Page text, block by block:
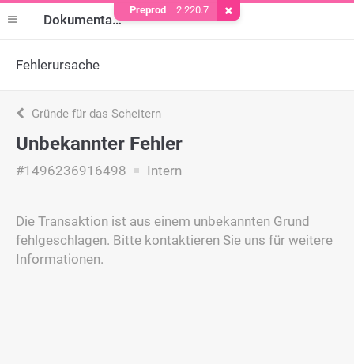
Dokumentation
Fehlerursache
Gründe für das Scheitern
Unbekannter Fehler
#1496236916498 Intern
Die Transaktion ist aus einem unbekannten Grund
fehlgeschlagen. Bitte kontaktieren Sie uns für weitere
Informationen.
Preprod 2.220.7 Cookie entfernen